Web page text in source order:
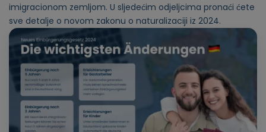
imigracionom zemljom. U sljedećim odjeljcima pronaći ćete
sve detalje o novom zakonu o naturalizaciji iz 2024.